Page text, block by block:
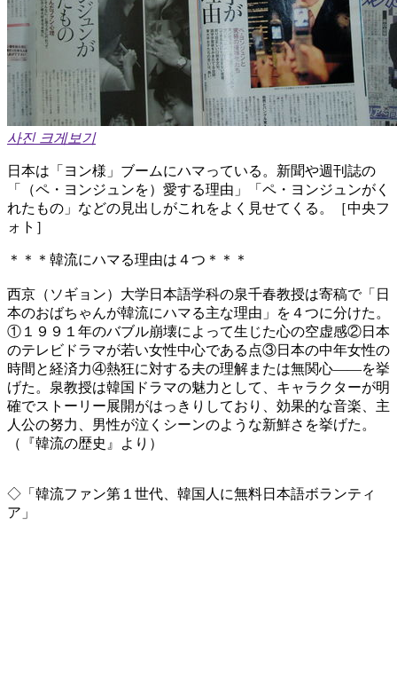
사진 크게보기
日本は「ヨン様」ブームにハマっている。新聞や週刊誌の
「（ペ・ヨンジュンを）愛する理由」「ペ・ヨンジュンがく
れたもの」などの見出しがこれをよく見せてくる。［中央フ
ォト］
＊＊＊韓流にハマる理由は４つ＊＊＊
西京（ソギョン）大学日本語学科の泉千春教授は寄稿で「日
本のおばちゃんが韓流にハマる主な理由」を４つに分けた。
①１９９１年のバブル崩壊によって生じた心の空虚感②日本
のテレビドラマが若い女性中心である点③日本の中年女性の
時間と経済力④熱狂に対する夫の理解または無関心――を挙
げた。泉教授は韓国ドラマの魅力として、キャラクターが明
確でストーリー展開がはっきりしており、効果的な音楽、主
人公の努力、男性が泣くシーンのような新鮮さを挙げた。
（『韓流の歴史』より）
◇「韓流ファン第１世代、韓国人に無料日本語ボランティ
ア」